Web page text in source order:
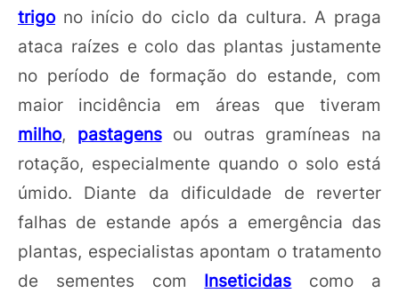
trigono início do ciclo da cultura. A praga
ataca raízes e colo das plantas justamente
no período de formação do estande, com
maior incidência em áreas que tiveram
milho, pastagensou outras gramíneas na
rotação, especialmente quando o solo está
úmido. Diante da dificuldade de reverter
falhas de estande após a emergência das
plantas, especialistas apontam o tratamento
de sementes com Inseticidas como a